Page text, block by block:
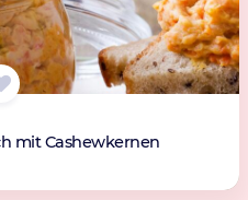
mit Cashewkernen